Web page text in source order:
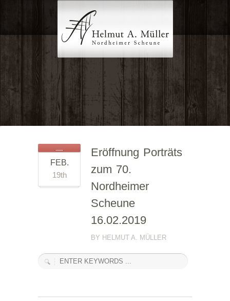
FEB.
19th
Eröffnung Porträts
zum 70.
Nordheimer
Scheune
16.02.2019
BY HELMUT A. MÜLLER